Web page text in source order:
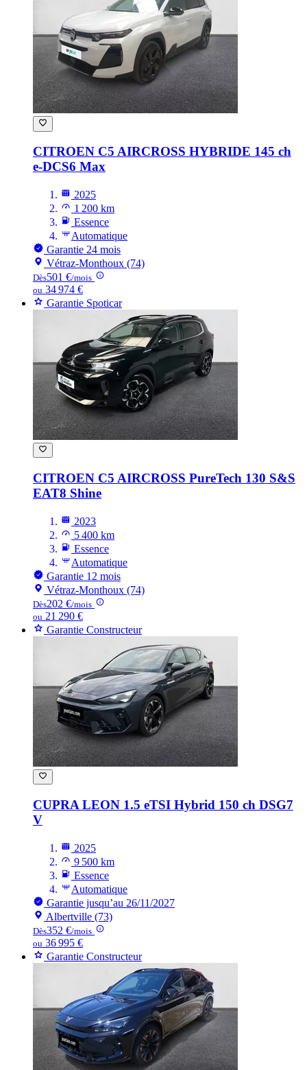
CITROEN C5 AIRCROSS HYBRIDE 145 ch
e-DCS6 Max
2025
1 200 km
Essence
Automatique
Garantie 24 mois
Vétraz-Monthoux (74)
Dès501 €/mois
ou 34 974 €
Garantie Spoticar
CITROEN C5 AIRCROSS PureTech 130 S&S
EAT8 Shine
2023
5 400 km
Essence
Automatique
Garantie 12 mois
Vétraz-Monthoux (74)
Dès202 €/mois
ou 21 290 €
Garantie Constructeur
CUPRA LEON 1.5 eTSI Hybrid 150 ch DSG7
V
2025
9 500 km
Essence
Automatique
Garantie jusqu’au 26/11/2027
Albertville (73)
Dès352 €/mois
ou 36 995 €
Garantie Constructeur